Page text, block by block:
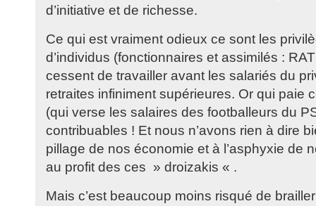
d’initiative et de richesse.
Ce qui est vraiment odieux ce sont les
d’individus (fonctionnaires et assimilés :
cessent de travailler avant les salariés du
retraites infiniment supérieures. Or qui paie
(qui verse les salaires des footballeurs du
contribuables ! Et nous n’avons rien à dire
pillage de nos économie et à l’asphyxie de
au profit des ces » droizakis « .
Mais c’est beaucoup moins risqué de